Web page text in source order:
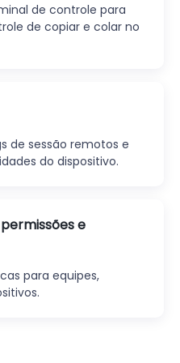
de controle para
de copiar e colar no
de sessão remotos e
do dispositivo.
e
para equipes,